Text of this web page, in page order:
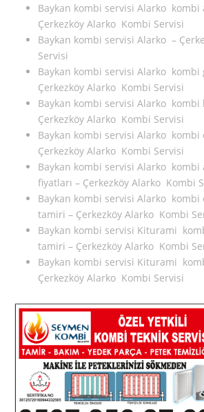
Baykan kombi servisi Alarko
Çerkezköy Alarko Kombi Servisi
Baykan kombi servisi Alarko –
Servisi
Baykan kombi servisi Alarko kombi
Çerkezköy Alarko Kombi Servisi
Baykan kombi servisi Alarko kombi
Çerkezköy Alarko Kombi Servisi
Baykan kombi servisi Alarko
Çerkezköy Alarko Kombi Servisi
Baykan kombi servisi Alarko
fiyatları – Çerkezköy Alarko Kombi
Baykan kombi servisi Alarko
tamiri – Çerkezköy Alarko Kombi
Baykan kombi servisi Kiturami
tamiri – Çerkezköy Alarko Kombi
Baykan kombi servisi Kiturami
Çerkezköy Alarko Kombi Servisi